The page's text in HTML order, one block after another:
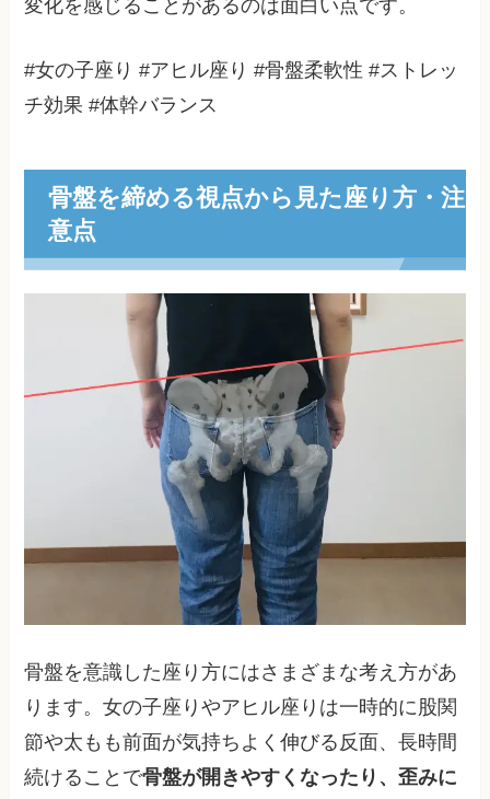
変化を感じることがあるのは面白い点です。
#女の子座り #アヒル座り #骨盤柔軟性 #ストレッ
チ効果 #体幹バランス
骨盤を締める視点から見た座り方・注
意点
骨盤を意識した座り方にはさまざまな考え方があ
ります。女の子座りやアヒル座りは一時的に股関
節や太もも前面が気持ちよく伸びる反面、長時間
続けることで骨盤が開きやすくなったり、歪みに